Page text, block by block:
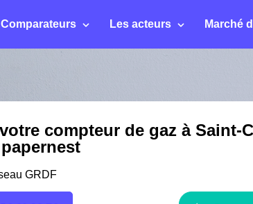
Comparateurs Les acteurs Marché